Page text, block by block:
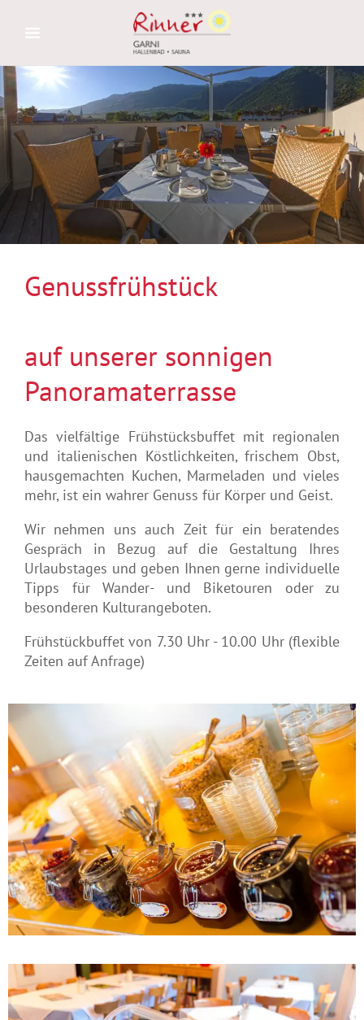
Genussfrühstück
auf unserer sonnigen
Panoramaterrasse
Das vielfältige Frühstücksbuffet mit regionalen
und italienischen Köstlichkeiten, frischem Obst,
hausgemachten Kuchen, Marmeladen und vieles
mehr, ist ein wahrer Genuss für Körper und Geist.
Wir nehmen uns auch Zeit für ein beratendes
Gespräch in Bezug auf die Gestaltung Ihres
Urlaubstages und geben Ihnen gerne individuelle
Tipps für Wander- und Biketouren oder zu
besonderen Kulturangeboten.
Frühstückbuffet von 7.30 Uhr - 10.00 Uhr (flexible
Zeiten auf Anfrage)